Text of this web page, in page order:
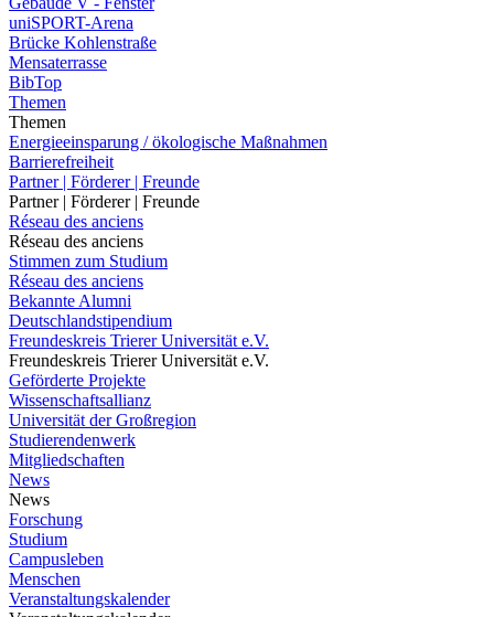
uniSPORT-Arena
Brücke Kohlenstraße
Mensaterrasse
BibTop
Themen
Themen
Energieeinsparung / ökologische Maßnahmen
Barrierefreiheit
Partner | Förderer | Freunde
Partner | Förderer | Freunde
Réseau des anciens
Réseau des anciens
Stimmen zum Studium
Réseau des anciens
Bekannte Alumni
Deutschlandstipendium
Freundeskreis Trierer Universität e.V.
Freundeskreis Trierer Universität e.V.
Geförderte Projekte
Wissenschaftsallianz
Universität der Großregion
Studierendenwerk
Mitgliedschaften
News
News
Forschung
Studium
Campusleben
Menschen
Veranstaltungskalender